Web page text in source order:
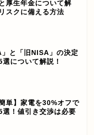
厚生年金について解
スクに備える方法
」と「旧NISA」の決定
選について解説！
単】家電を30%オフで
選！値引き交渉は必要